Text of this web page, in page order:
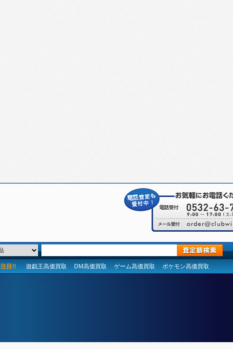
注目!! 遊戯王高価買取 DM高価買取 ゲーム高価買取 ポケモン高価買取